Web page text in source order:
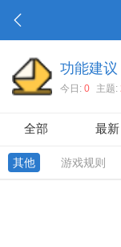
功能建议
今日: 0 主题:
全部 最新
其他 游戏规则